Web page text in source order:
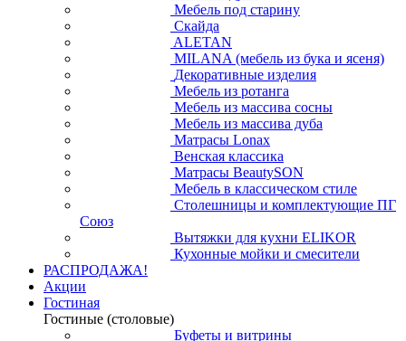
Мебель под старину
Скайда
ALETAN
MILANA (мебель из бука и ясеня)
Декоративные изделия
Мебель из ротанга
Мебель из массива сосны
Мебель из массива дуба
Матрасы Lonax
Венская классика
Матрасы BeautySON
Мебель в классическом стиле
Столешницы и комплектующие ПГ
Союз
Вытяжки для кухни ELIKOR
Кухонные мойки и смесители
РАСПРОДАЖА!
Акции
Гостиная
Гостиные (столовые)
Буфеты и витрины